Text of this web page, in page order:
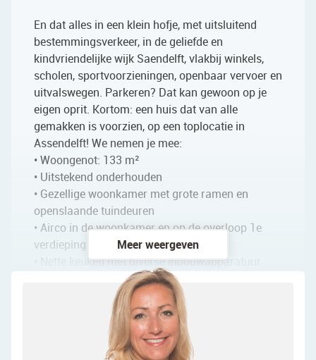
En dat alles in een klein hofje, met uitsluitend
bestemmingsverkeer, in de geliefde en
kindvriendelijke wijk Saendelft, vlakbij winkels,
scholen, sportvoorzieningen, openbaar vervoer en
uitvalswegen. Parkeren? Dat kan gewoon op je
eigen oprit. Kortom: een huis dat van alle
gemakken is voorzien, op een toplocatie in
Assendelft! We nemen je mee:
• Woongenot: 133 m²
• Uitstekend onderhouden
• Gezellige woonkamer met grote ramen en
openslaande tuindeuren
• Airco in de woonkamer en op de overloop 1e
verdieping
• Nette keuken met diverse inbouwapparatuur
• Vijf keurig afgewerkte slaapkamers
• Royale badkamer met toilet, wastafel, ligbad en
• Ruime garage
• Zonnige en sfeervolle achtertuin met veel
Meer weergeven